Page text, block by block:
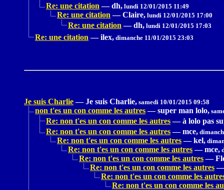
Re: une citation — dh, lundi 12/01/2015 11:49
Re: une citation — Claire, lundi 12/01/2015 17:00
Re: une citation — dh, lundi 12/01/2015 17:03
Re: une citation — ilex, dimanche 11/01/2015 23:03
Je suis Charlie — Je suis Charlie, samedi 10/01/2015 09:58
non t'es un con comme les autres — super man lolo,
Re: non t'es un con comme les autres — à lolo pas
Re: non t'es un con comme les autres — mce,
Re: non t'es un con comme les autres — kel,
Re: non t'es un con comme les autres — mce,
Re: non t'es un con comme les autres —
Re: non t'es un con comme les autres —
Re: non t'es un con comme les
Re: non t'es un con comme les